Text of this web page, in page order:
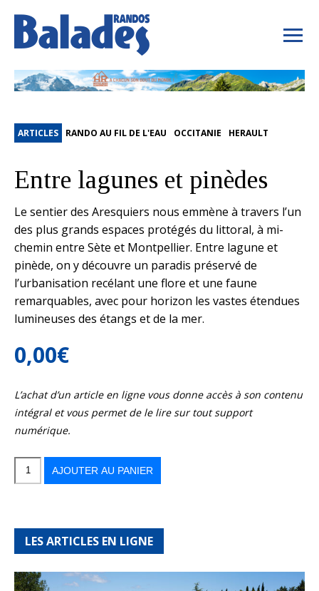
ARTICLES RANDO AU FIL DE L'EAU OCCITANIE HERAULT
Entre lagunes et pinèdes
Le sentier des Aresquiers nous emmène à travers l’un
des plus grands espaces protégés du littoral, à mi-
chemin entre Sète et Montpellier. Entre lagune et
pinède, on y découvre un paradis préservé de
l’urbanisation recélant une flore et une faune
remarquables, avec pour horizon les vastes étendues
lumineuses des étangs et de la mer.
0,00€
L’achat d’un article en ligne vous donne accès à son contenu
intégral et vous permet de le lire sur tout support
numérique.
quantité
AJOUTER AU PANIER
LES ARTICLES EN LIGNE